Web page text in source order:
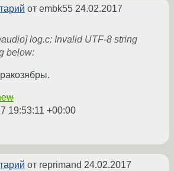
от embk55 24.02.2017
log.c: Invalid UTF-8 string
below:
19:53:11 +00:00
от reprimand 24.02.2017